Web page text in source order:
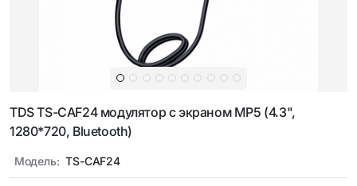
TDS TS-CAF24 модулятор с экраном MP5 (4.3",
1280*720, Bluetooth)
Модель:TS-CAF24